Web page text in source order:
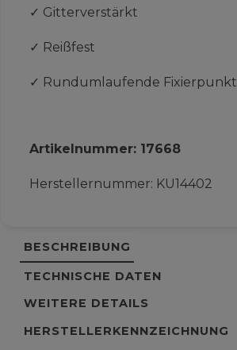
✓ Gitterverstärkt
✓ Reißfest
✓ Rundumlaufende Fixierpunkt
Artikelnummer: 17668
Herstellernummer: KU14402
BESCHREIBUNG
TECHNISCHE DATEN
WEITERE DETAILS
HERSTELLERKENNZEICHNUNG